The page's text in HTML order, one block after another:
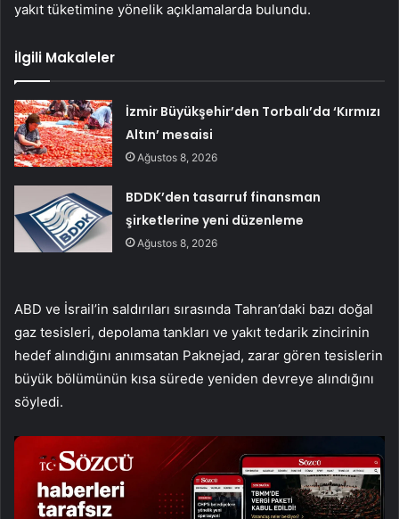
yakıt tüketimine yönelik açıklamalarda bulundu.
İlgili Makaleler
İzmir Büyükşehir’den Torbalı’da ‘Kırmızı
Altın’ mesaisi
Ağustos 8, 2026
BDDK’den tasarruf finansman
şirketlerine yeni düzenleme
Ağustos 8, 2026
ABD ve İsrail’in saldırıları sırasında Tahran’daki bazı doğal
gaz tesisleri, depolama tankları ve yakıt tedarik zincirinin
hedef alındığını anımsatan Paknejad, zarar gören tesislerin
büyük bölümünün kısa sürede yeniden devreye alındığını
söyledi.